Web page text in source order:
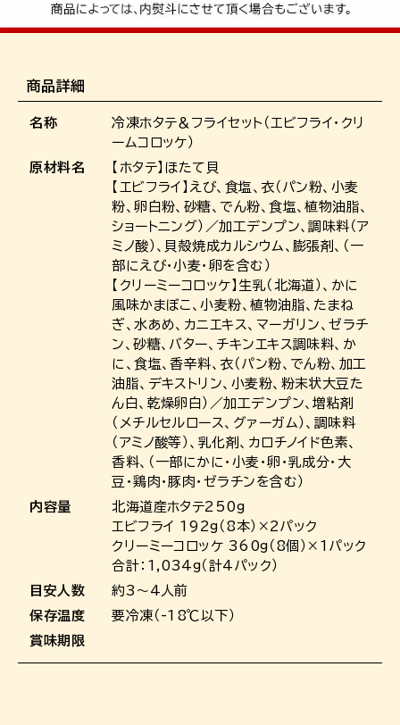
商品詳細
名称
冷凍ホタテ＆フライセット（エビフライ・クリ
ームコロッケ）
原材料名
【ホタテ】ほたて貝
【エビフライ】えび、食塩、衣（パン粉、小麦
粉、卵白粉、砂糖、でん粉、食塩、植物油脂、
ショートニング）／加工デンプン、調味料（ア
ミノ酸）、貝殻焼成カルシウム、膨張剤、（一
部にえび・小麦・卵を含む）
【クリーミーコロッケ】生乳（北海道）、かに
風味かまぼこ、小麦粉、植物油脂、たまね
ぎ、水あめ、カニエキス、マーガリン、ゼラチ
ン、砂糖、バター、チキンエキス調味料、か
に、食塩、香辛料、衣（パン粉、でん粉、加工
油脂、デキストリン、小麦粉、粉末状大豆た
ん白、乾燥卵白）／加工デンプン、増粘剤
（メチルセルロース、グァーガム）、調味料
（アミノ酸等）、乳化剤、カロチノイド色素、
香料、（一部にかに・小麦・卵・乳成分・大
豆・鶏肉・豚肉・ゼラチンを含む）
内容量
北海道産ホタテ250g
エビフライ 192g（8本）×2パック
クリーミーコロッケ 360g（8個）×1パック
合計：1,034g（計4パック）
目安人数
約3～4人前
保存温度
要冷凍（-18℃以下）
賞味期限